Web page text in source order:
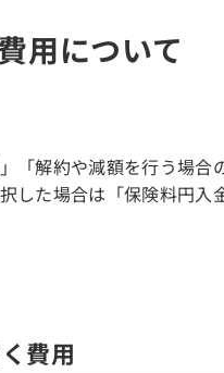
用について
「解約や減額を行う場
した場合は「保険料円
費用